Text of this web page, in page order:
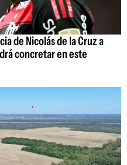
de Nicolás de la Cruz a
concretar en este